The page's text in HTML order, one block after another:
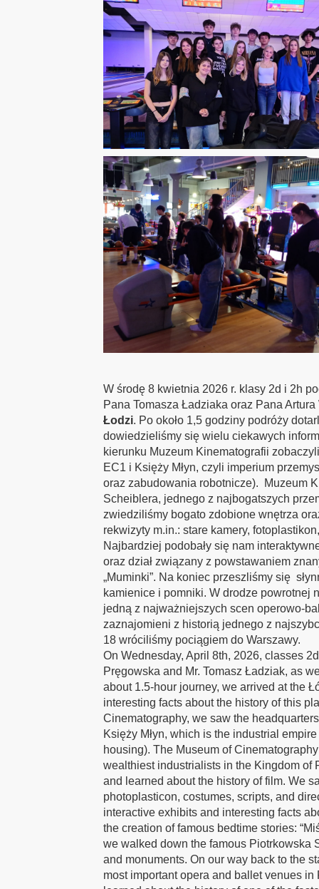
W środę 8 kwietnia 2026 r. klasy 2d i 2h
Pana Tomasza Ładziaka oraz Pana
Łodzi. Po około 1,5 godziny podróży
dowiedzieliśmy się wielu ciekawych
kierunku Muzeum Kinematografii
EC1 i Księży Młyn, czyli imperium
oraz zabudowania robotnicze). Muzeum
Scheiblera, jednego z najbogatszych
zwiedziliśmy bogato zdobione wnętrza
rekwizyty m.in.: stare kamery,
Najbardziej podobały się nam
oraz dział związany z powstawaniem
„Muminki”. Na koniec przeszliśmy się
kamienice i pomniki. W drodze powrotnej
jedną z najważniejszych scen operowo-
zaznajomieni z historią jednego z
18 wróciliśmy pociągiem do Warszawy.
On Wednesday, April 8th, 2026, classes
Pręgowska and Mr. Tomasz Ładziak, as
about 1.5-hour journey, we arrived at the
interesting facts about the history of this
Cinematography, we saw the
Księży Młyn, which is the industrial
housing). The Museum of
wealthiest industrialists in the Kingdom of
and learned about the history of film. We
photoplasticon, costumes, scripts, and
interactive exhibits and interesting facts
the creation of famous bedtime stories:
we walked down the famous Piotrkowska
and monuments. On our way back to the
most important opera and ballet venues